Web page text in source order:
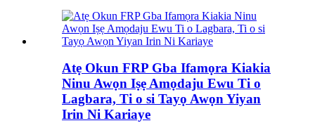
Atẹ Okun FRP Gba Ifamọra Kiakia
Ninu Awọn Iṣẹ Amọdaju Ewu Ti o
Lagbara, Ti o si Tayọ Awọn Yiyan
Irin Ni Kariaye